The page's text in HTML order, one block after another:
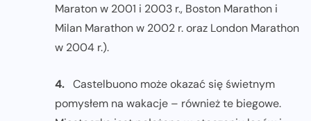
Maraton w 2001 i 2003 r., Boston Marathon i
Milan Marathon w 2002 r. oraz London Marathon
w 2004 r.).
4. Castelbuono może okazać się świetnym
pomysłem na wakacje – również te biegowe.